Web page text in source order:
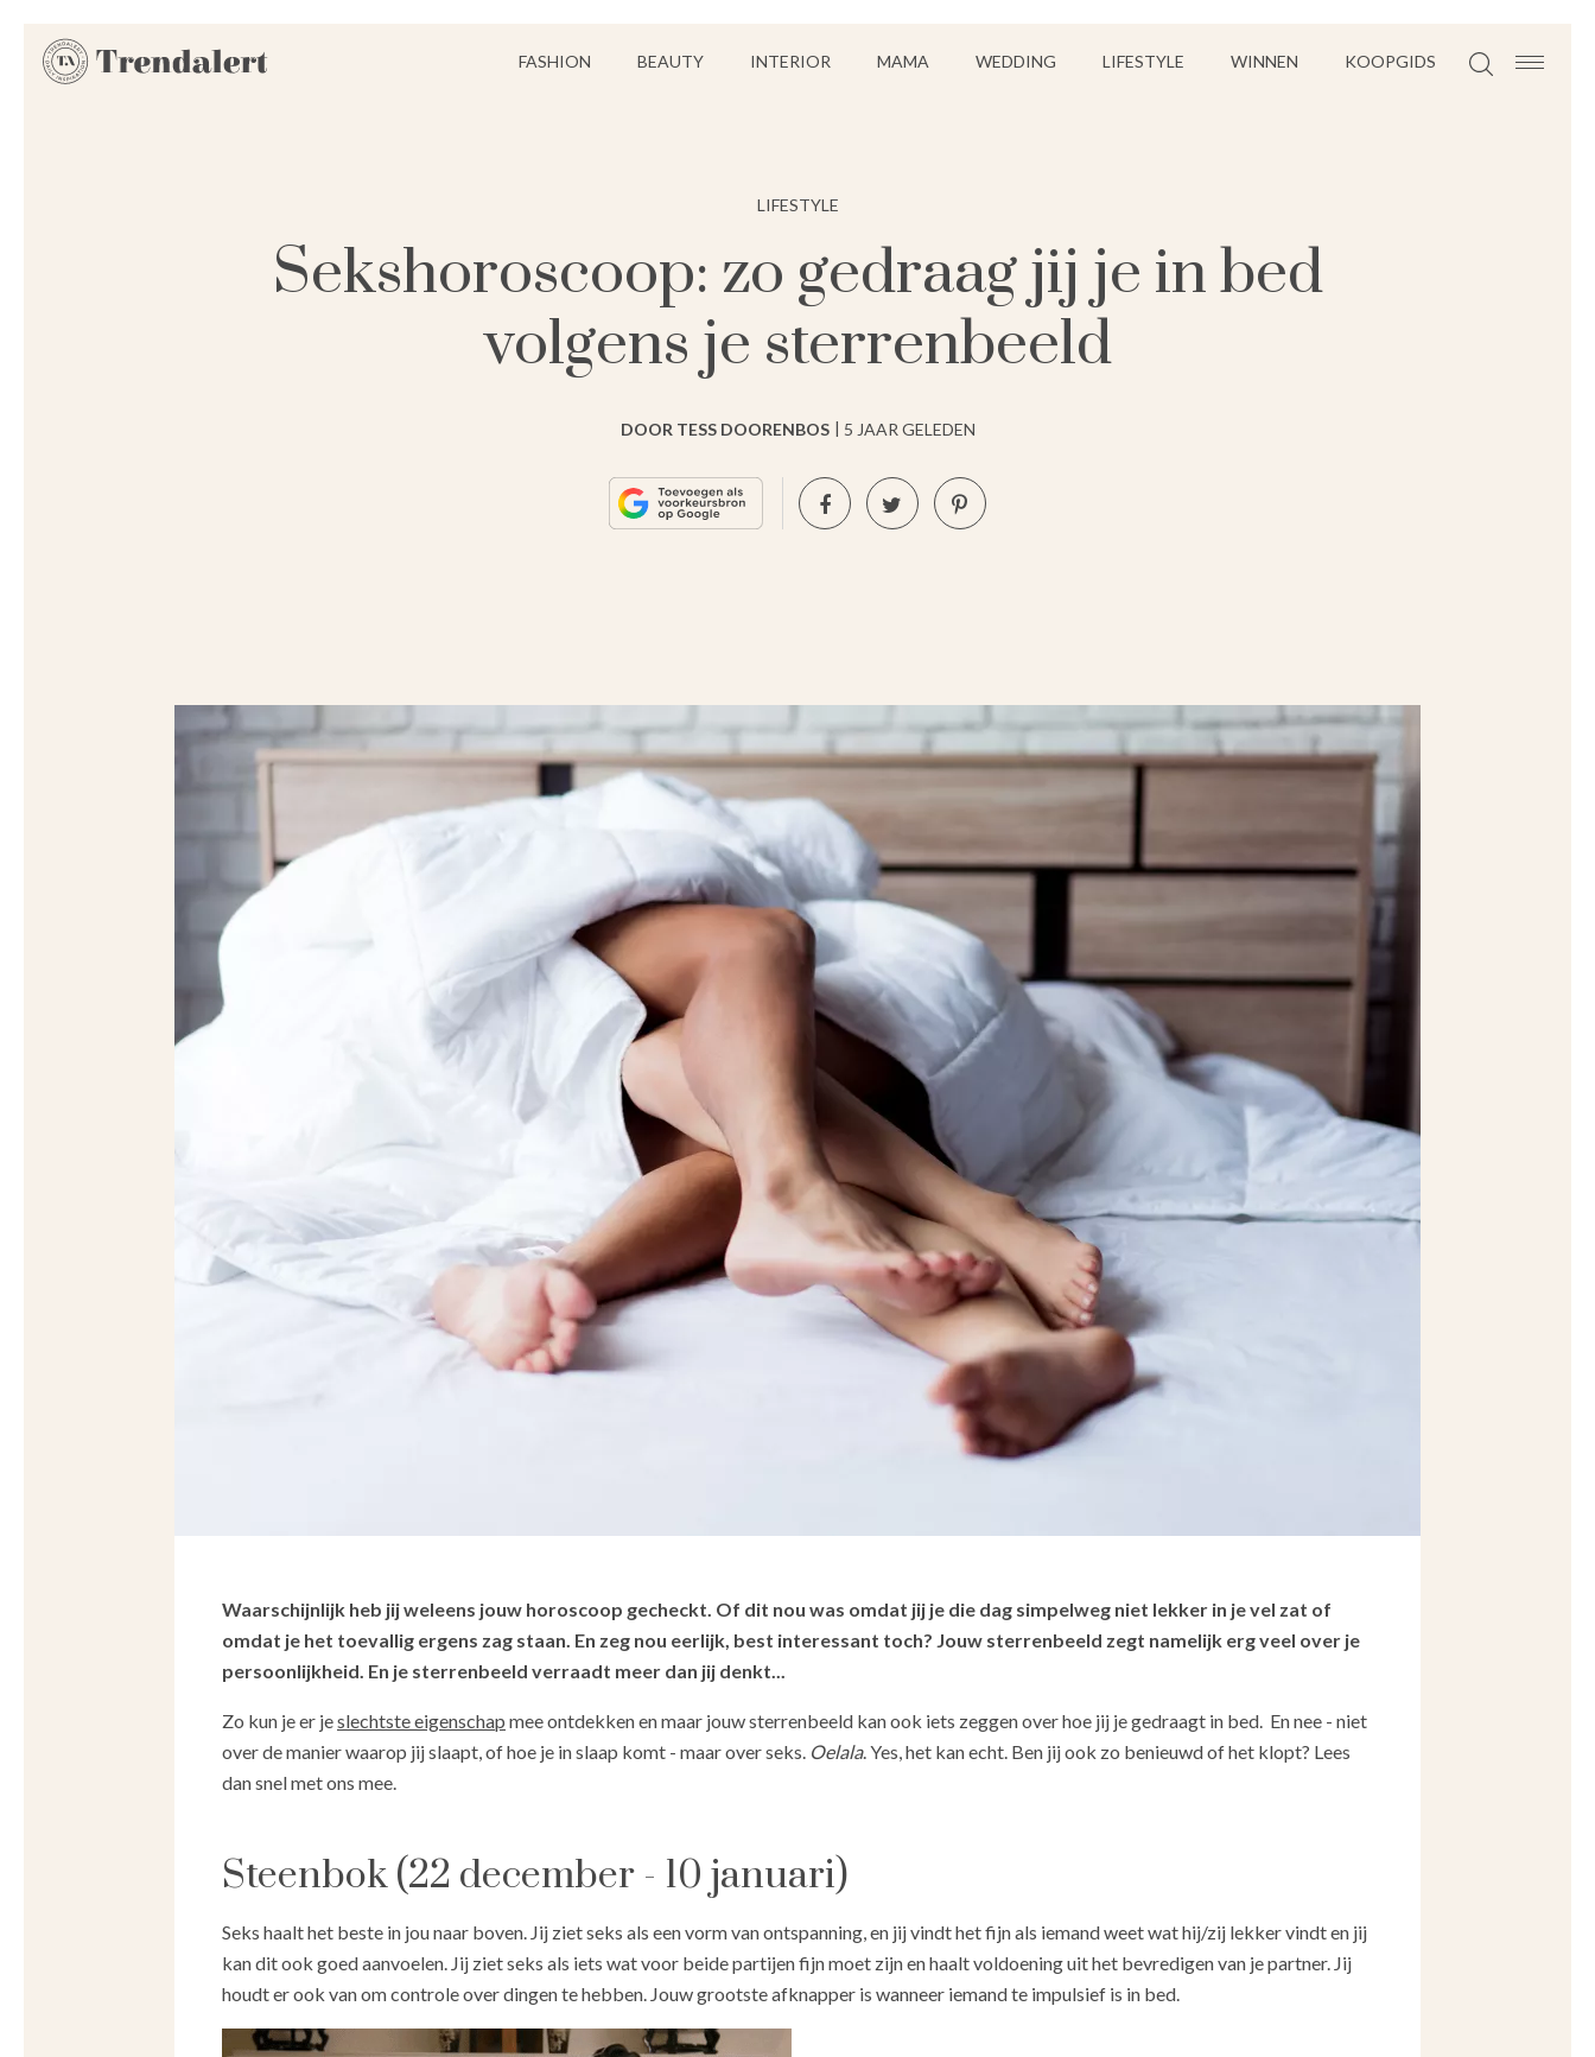
FASHION BEAUTY INTERIOR MAMA WEDDING LIFESTYLE WINNEN KOOPGIDS
LIFESTYLE
Sekshoroscoop: zo gedraag jij je in bed
volgens je sterrenbeeld
DOOR TESS DOORENBOS 5 JAAR GELEDEN
Waarschijnlijk heb jij weleens jouw horoscoop gecheckt. Of dit nou was omdat jij je die dag simpelweg niet lekker in je vel zat of
omdat je het toevallig ergens zag staan. En zeg nou eerlijk, best interessant toch? Jouw sterrenbeeld zegt namelijk erg veel over je
persoonlijkheid. En je sterrenbeeld verraadt meer dan jij denkt...
Zo kun je er jeslechtste eigenschap mee ontdekken en maar jouw sterrenbeeld kan ook iets zeggen over hoe jij je gedraagt in bed. En nee - niet
over de manier waarop jij slaapt, of hoe je in slaap komt - maar over seks. Oelala. Yes, het kan echt. Ben jij ook zo benieuwd of het klopt? Lees
dan snel met ons mee.
Steenbok (22 december - 10 januari)
Seks haalt het beste in jou naar boven. Jij ziet seks als een vorm van ontspanning, en jij vindt het fijn als iemand weet wat hij/zij lekker vindt en jij
kan dit ook goed aanvoelen. Jij ziet seks als iets wat voor beide partijen fijn moet zijn en haalt voldoening uit het bevredigen van je partner. Jij
houdt er ook van om controle over dingen te hebben. Jouw grootste afknapper is wanneer iemand te impulsief is in bed.